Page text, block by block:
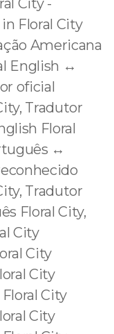
City -
Floral City
Americana
English ↔️
oficial
Tradutor
Floral
↔️
Tradutor
Floral City,
City
City
City
City
City